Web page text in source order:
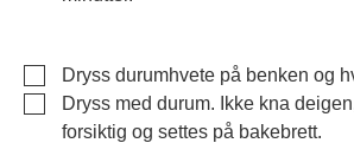
▢
Dryss durumhvete på benken og
▢
Dryss med durum. Ikke kna
forsiktig og settes på bakebrett.